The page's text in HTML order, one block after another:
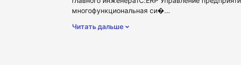
многофункциональная си�...
Читать дальше